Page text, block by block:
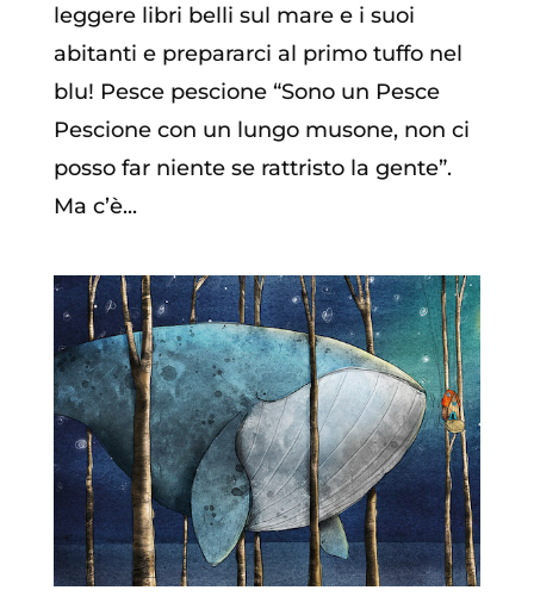
leggere libri belli sul mare e i suoi
abitanti e prepararci al primo tuffo nel
blu! Pesce pescione “Sono un Pesce
Pescione con un lungo musone, non ci
posso far niente se rattristo la gente”.
Ma c’è...